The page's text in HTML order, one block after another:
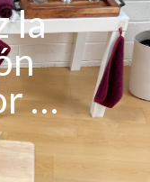
la
…